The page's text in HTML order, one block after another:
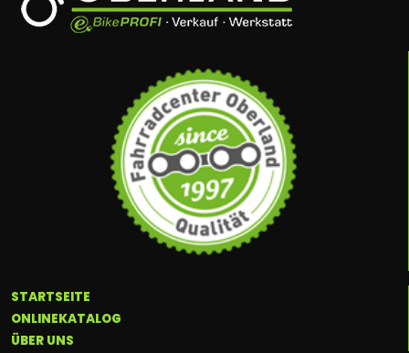
STARTSEITE
ONLINEKATALOG
ÜBER UNS